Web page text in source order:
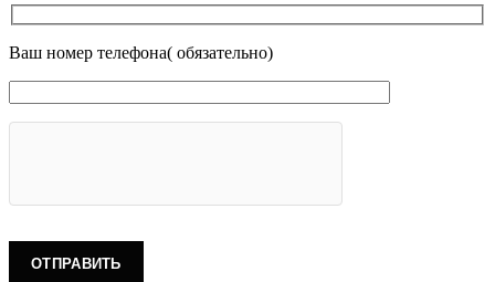
Ваш номер телефона( обязательно)